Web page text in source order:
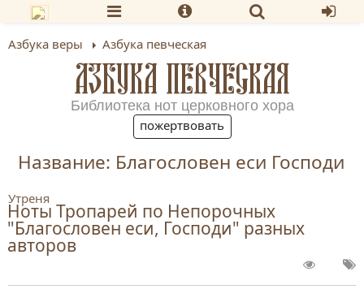
Азбука веры Азбука певческая
АЗБУКА ПЕВЧЕСКАЯ
Библиотека нот церковного хора
пожертвовать
Название: Благословен еси Господи
Утреня
Ноты Тропарей по Непорочных
"Благословен еси, Господи" разных
авторов